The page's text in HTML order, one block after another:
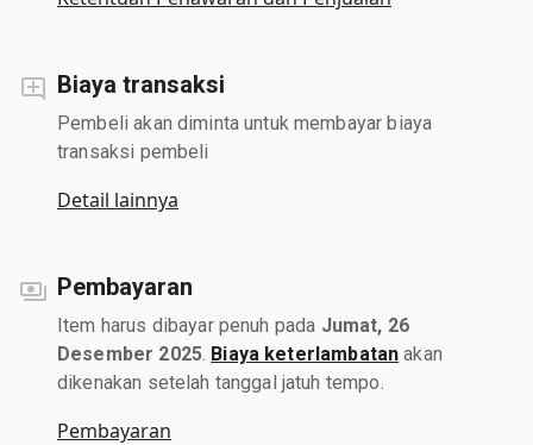
Biaya transaksi
Pembeli akan diminta untuk membayar biaya
transaksi pembeli
Detail lainnya
Pembayaran
Item harus dibayar penuh pada Jumat, 26
Desember 2025. Biaya keterlambatan akan
dikenakan setelah tanggal jatuh tempo.
Pembayaran